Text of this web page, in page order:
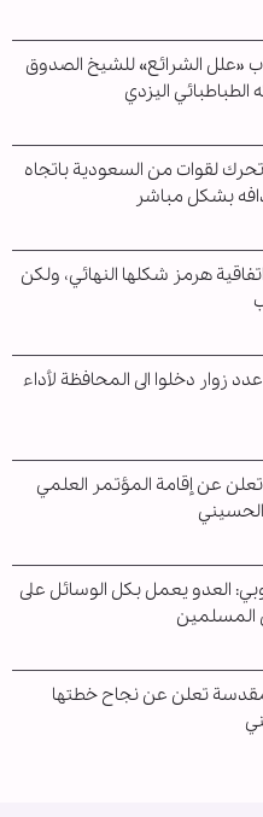
«علل الشرائع» للشيخ الصدوق
الطباطبائي اليزدي
لقوات من السعودية باتجاه
بشكل مباشر
هرمز شكلها النهائي، ولكن
زوار دخلوا الى المحافظة لأداء
تعلن عن إقامة المؤتمر العلمي
الحسيني
العدو يعمل بكل الوسائل على
المسلمين
تعلن عن نجاح خطتها